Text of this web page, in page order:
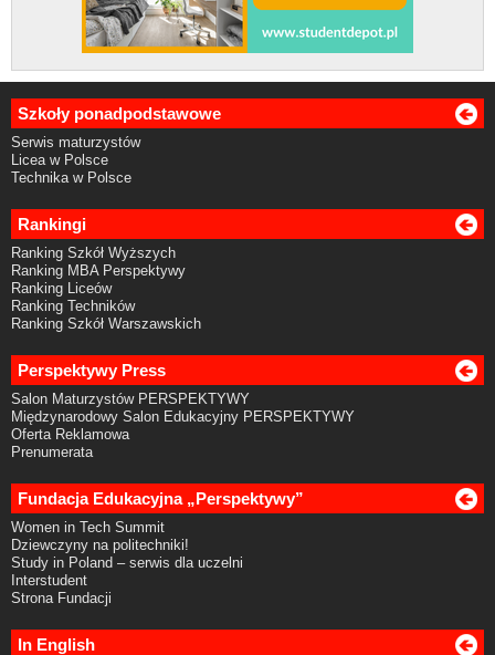
Szkoły ponadpodstawowe
Serwis maturzystów
Licea w Polsce
Technika w Polsce
Rankingi
Ranking Szkół Wyższych
Ranking MBA Perspektywy
Ranking Liceów
Ranking Techników
Ranking Szkół Warszawskich
Perspektywy Press
Salon Maturzystów PERSPEKTYWY
Międzynarodowy Salon Edukacyjny PERSPEKTYWY
Oferta Reklamowa
Prenumerata
Fundacja Edukacyjna „Perspektywy”
Women in Tech Summit
Dziewczyny na politechniki!
Study in Poland – serwis dla uczelni
Interstudent
Strona Fundacji
In English